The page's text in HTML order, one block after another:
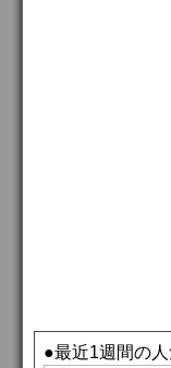
●最近1週間の